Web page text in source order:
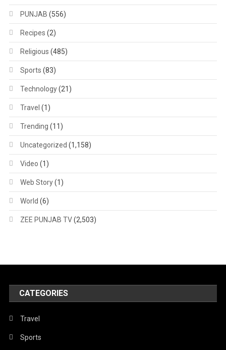
PUNJAB (556)
Recipes (2)
Religious (485)
Sports (83)
Technology(21)
Travel (1)
Trending (11)
Uncategorized (1,158)
Video (1)
Web Story(1)
World (6)
ZEE PUNJAB TV(2,503)
CATEGORIES
Travel
Sports